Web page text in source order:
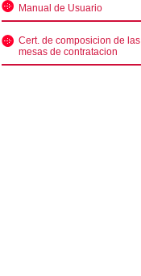
Manual de Usuario
Cert. de composicion de las
mesas de contratacion